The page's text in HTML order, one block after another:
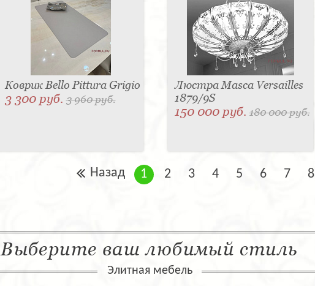
Коврик Bello Pittura Grigio
3 300 руб.3 960 руб.
Люстра Masca Versailles
1879/9S
150 000 руб. 180 000 руб.
Назад 1 2 3 4 5 6 7 8
Выберите ваш любимый стиль
Элитная мебель